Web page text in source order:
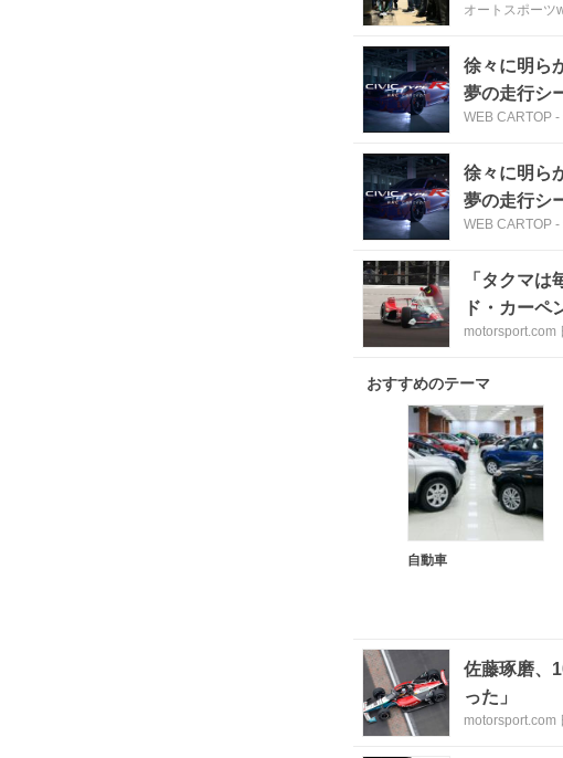
オートスポーツ
徐々に明ら
夢の走行シ
WEB CARTOP -
徐々に明ら
夢の走行シ
WEB CARTOP -
「タクマ
ド・カーペ
motorsport.com
おすすめのテーマ
自動車
佐藤琢磨、
った」
motorsport.com